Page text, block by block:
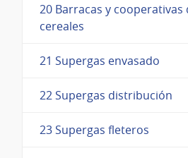
20 Barracas y cooperativas
cereales
21 Supergas envasado
22 Supergas distribución
23 Supergas fleteros